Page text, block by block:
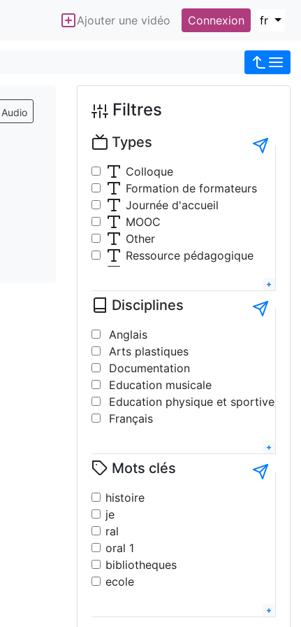
Ajouter une vidéo Connexion fr
Audio Filtres
Types
Colloque
Formation de formateurs
Journée d'accueil
MOOC
Other
Ressource pédagogique
Travaux étudiants
Tutoriel
Disciplines
Anglais
Arts plastiques
Documentation
Education musicale
Education physique et sportive
Français
Histoire
Interdisciplinaire
Lettres modernes
Littérature
Mathématiques
Philosophie
Science de la vie et de la terre
Sciences pshysiques - chimie
Technologie
Mots clés
histoire
je
ral
oral 1
bibliotheques
ecole
2025